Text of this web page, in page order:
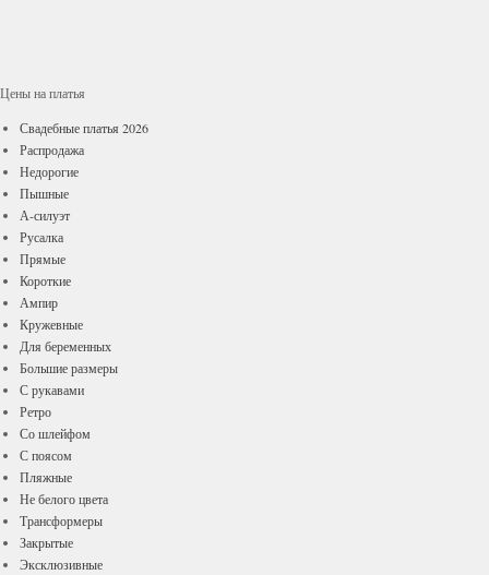
Ценына платья
Свадебные платья 2026
Распродажа
Недорогие
Пышные
А-силуэт
Русалка
Прямые
Короткие
Ампир
Кружевные
Для беременных
Большие размеры
С рукавами
Ретро
Со шлейфом
С поясом
Пляжные
Не белого цвета
Трансформеры
Закрытые
Эксклюзивные